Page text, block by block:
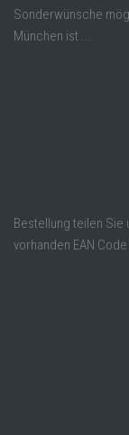
Sonderwünsche
München ist ...
Bestellung teilen Sie
vorhanden EAN